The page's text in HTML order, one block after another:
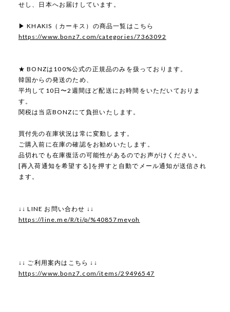
せし、日本へお届けしています。
▶ KHAKIS（カーキス）の商品一覧はこちら
https://www.bonz7.com/categories/7363092
★ BONZは100%公式の正規品のみを扱っております。
韓国からの発送のため、
平均して10日〜2週間ほど配送にお時間をいただいておりま
す。
関税は当店BONZにて負担いたします。
買付先の在庫状況は常に変動します。
ご購入前に在庫の確認をお勧めいたします。
品切れでも在庫復活の可能性があるのでお声がけください。
[再入荷通知を希望する]を押すと自動でメール通知が送信され
ます。
↓↓ LINE お問い合わせ ↓↓
https://line.me/R/ti/p/%40857meyoh
↓↓ ご利用案内はこちら ↓↓
https://www.bonz7.com/items/29496547